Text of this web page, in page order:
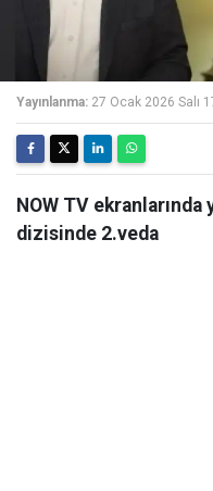
Yayınlanma: 27 Ocak 2026 Salı
NOW TV ekranlarında
dizisinde 2.veda